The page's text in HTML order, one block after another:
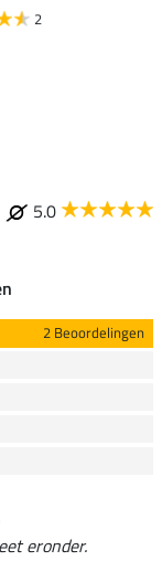
2
5.0
2 Beoordelingen
eronder.